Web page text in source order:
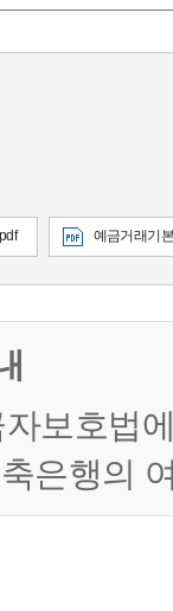
예금거래기
보호법
은행의